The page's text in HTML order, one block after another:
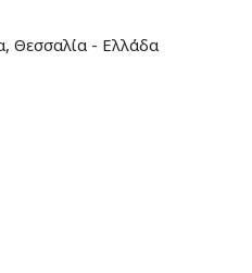
Θεσσαλία - Ελλάδα